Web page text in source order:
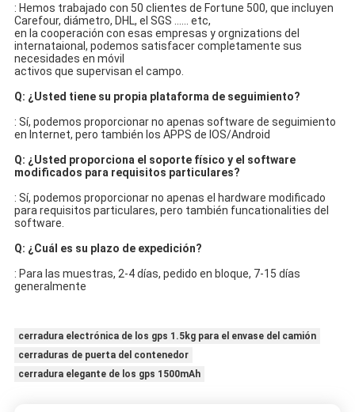
: Hemos trabajado con 50 clientes de Fortune 500, que incluyen
Carefour, diámetro, DHL, el SGS ...... etc,
en la cooperación con esas empresas y orgnizations del
internataional, podemos satisfacer completamente sus
necesidades en móvil
activos que supervisan el campo.
Q: ¿Usted tiene su propia plataforma de seguimiento?
: Sí, podemos proporcionar no apenas software de seguimiento
en Internet, pero también los APPS de IOS/Android
Q: ¿Usted proporciona el soporte físico y el software
modificados para requisitos particulares?
: Sí, podemos proporcionar no apenas el hardware modificado
para requisitos particulares, pero también funcationalities del
software.
Q: ¿Cuál es su plazo de expedición?
: Para las muestras, 2-4 días, pedido en bloque, 7-15 días
generalmente
cerradura electrónica de los gps 1.5kg para el envase del camión
cerraduras de puerta del contenedor
cerradura elegante de los gps 1500mAh